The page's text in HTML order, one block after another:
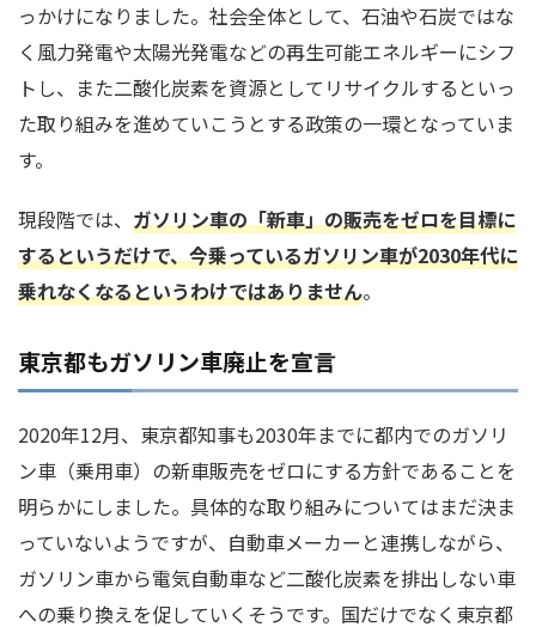
っかけになりました。社会全体として、石油や石炭ではな
く風力発電や太陽光発電などの再生可能エネルギーにシフ
トし、また二酸化炭素を資源としてリサイクルするといっ
た取り組みを進めていこうとする政策の一環となっていま
す。
現段階では、 ガソリン車の「新車」の販売をゼロを目標に
するというだけで、今乗っているガソリン車が2030年代に
乗れなくなるというわけではありません。
東京都もガソリン車廃止を宣言
2020年12月、東京都知事も2030年までに都内でのガソリ
ン車（乗用車）の新車販売をゼロにする方針であることを
明らかにしました。具体的な取り組みについてはまだ決ま
っていないようですが、自動車メーカーと連携しながら、
ガソリン車から電気自動車など二酸化炭素を排出しない車
への乗り換えを促していくそうです。国だけでなく東京都